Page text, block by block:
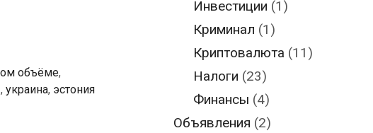
объёме,
, украина, эстония
Инвестиции (1)
Криминал (1)
Криптовалюта (11)
Налоги (23)
Финансы (4)
Объявления (2)